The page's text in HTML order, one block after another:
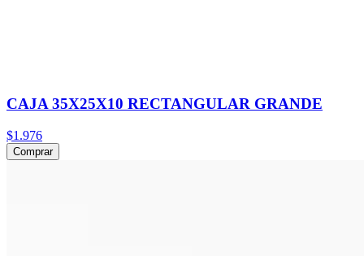
CAJA 35X25X10 RECTANGULAR GRANDE
$1.976
Comprar